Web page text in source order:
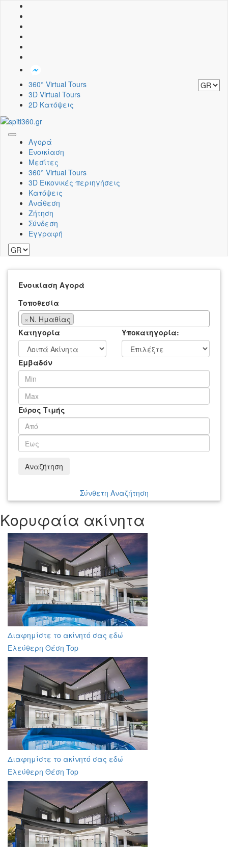
360° Virtual Tours
3D Virtual Tours
2D Κατόψεις
Toggle
navigation
Αγορά
Ενοικίαση
Μεσίτες
360° Virtual Tours
3D Εικονικές περιηγήσεις
Κατόψεις
Ανάθεση
Ζήτηση
Σύνδεση
Εγγραφή
Ενοικίαση Αγορά
Τοποθεσία
× Ν. Ημαθίας
Κατηγορία
Υποκατηγορία:
Εμβαδόν
Εύρος Τιμής
Αναζήτηση
Σύνθετη Αναζήτηση
Κορυφαία ακίνητα
Διαφημίστε το ακίνητό σας εδώ
Ελεύθερη Θέση Top
Διαφημίστε το ακίνητό σας εδώ
Ελεύθερη Θέση Top